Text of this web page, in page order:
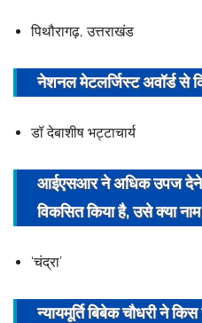
पिथौरागढ़, उत्तराखंड
नेशनल मेटलर्जिस्ट अवॉर्ड से
डॉ देबाशीष भट्टाचार्य
आईएसआर ने अधिक उपज देने
विकसित किया है, उसे क्या नाम
‘चंद्रा’
न्यायमूर्ति बिबेक चौधरी ने